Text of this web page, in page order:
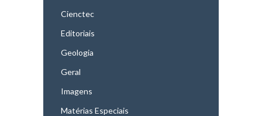
Cienctec
Editoriais
Geologia
Geral
Imagens
Matérias Especiais